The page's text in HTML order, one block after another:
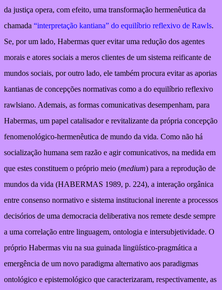
da justiça opera, com efeito, uma transformação hermenêutica da
chamada “interpretação kantiana” do equilíbrio reflexivo de Rawls.
Se, por um lado, Habermas quer evitar uma redução dos agentes
morais e atores sociais a meros clientes de um sistema reificante de
mundos sociais, por outro lado, ele também procura evitar as aporias
kantianas de concepções normativas como a do equilíbrio reflexivo
rawlsiano. Ademais, as formas comunicativas desempenham, para
Habermas, um papel catalisador e revitalizante da própria concepção
fenomenológico-hermenêutica de mundo da vida. Como não há
socialização humana sem razão e agir comunicativos, na medida em
que estes constituem o próprio meio (medium) para a reprodução de
mundos da vida (HABERMAS 1989, p. 224), a interação orgânica
entre consenso normativo e sistema institucional inerente a processos
decisórios de uma democracia deliberativa nos remete desde sempre
a uma correlação entre linguagem, ontologia e intersubjetividade. O
próprio Habermas viu na sua guinada lingüístico-pragmática a
emergência de um novo paradigma alternativo aos paradigmas
ontológico e epistemológico que caracterizaram, respectivamente, as